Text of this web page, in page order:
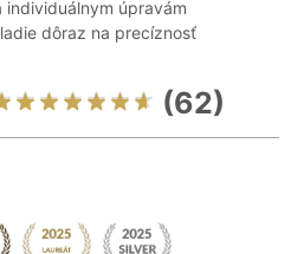
individuálnym úpravám
dôraz na precíznosť
(62)